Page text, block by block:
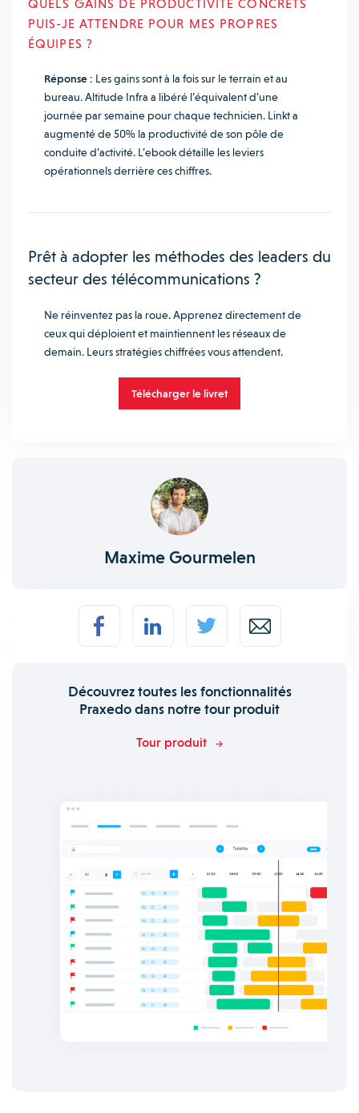
QUELS GAINS DE PRODUCTIVITÉ CONCRETS
PUIS-JE ATTENDRE POUR MES PROPRES
ÉQUIPES ?
Réponse : Les gains sont à la fois sur le terrain et au
bureau. Altitude Infra a libéré l’équivalent d’une
journée par semaine pour chaque technicien. Linkt a
augmenté de 50% la productivité de son pôle de
conduite d’activité. L’ebook détaille les leviers
opérationnels derrière ces chiffres.
Prêt à adopter les méthodes des leaders du
secteur des télécommunications ?
Ne réinventez pas la roue. Apprenez directement de
ceux qui déploient et maintiennent les réseaux de
demain. Leurs stratégies chiffrées vous attendent.
Télécharger le livret
Maxime Gourmelen
Découvrez toutes les fonctionnalités
Praxedo dans notre tour produit
Tour produit